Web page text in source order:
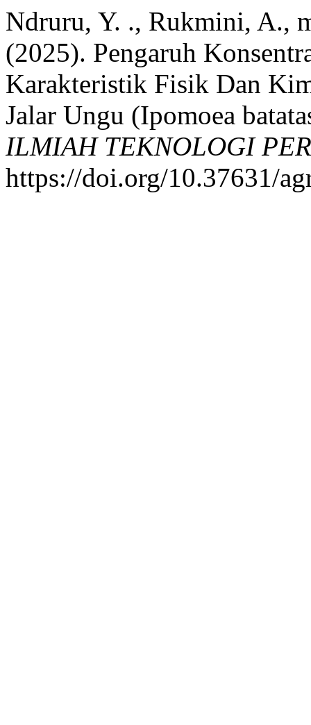
Ndruru, Y. ., Rukmini, A.,
(2025). Pengaruh
Karakteristik Fisik Dan
Jalar Ungu (Ipomoea
ILMIAH TEKNOLOGI
https://doi.org/10.37631/